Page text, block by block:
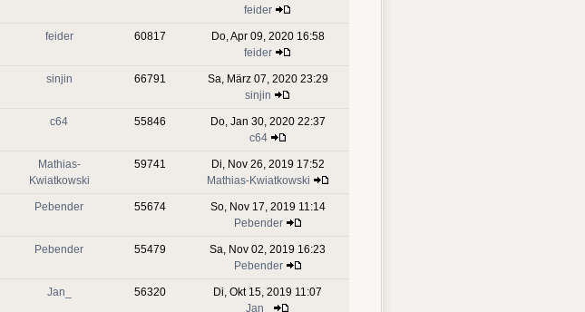
feider
feider 60817
Do, Apr 09, 2020 16:58
feider
sinjin 66791
Sa, März 07, 2020 23:29
sinjin
c64 55846
Do, Jan 30, 2020 22:37
c64
Mathias-
Kwiatkowski
59741
Di, Nov 26, 2019 17:52
Mathias-Kwiatkowski
Pebender 55674
So, Nov 17, 2019 11:14
Pebender
Pebender 55479
Sa, Nov 02, 2019 16:23
Pebender
Jan_ 56320
Di, Okt 15, 2019 11:07
Jan_